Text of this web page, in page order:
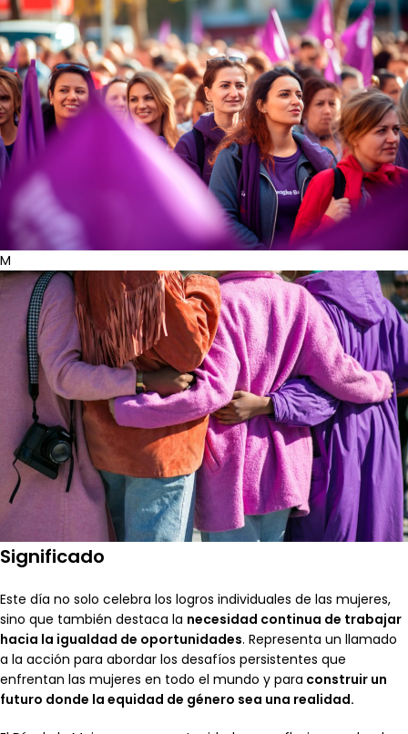
M
Significado
Este día no solo celebra los logros individuales de las mujeres,
sino que también destaca la necesidad continua de trabajar
hacia la igualdad de oportunidades. Representa un llamado
a la acción para abordar los desafíos persistentes que
enfrentan las mujeres en todo el mundo y para construir un
futuro donde la equidad de género sea una realidad.